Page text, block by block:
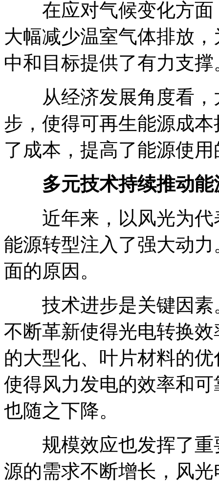
在应对气候变化方面
大幅减少温室气体排放
中和目标提供了有力支撑
从经济发展角度看，
步，使得可再生能源成
了成本，提高了能源使
多元技术持续推动能
近年来，以风光为代
能源转型注入了强大动
面的原因。
技术进步是关键因素
不断革新使得光电转换
的大型化、叶片材料的
使得风力发电的效率和
也随之下降。
规模效应也发挥了重
源的需求不断增长，风